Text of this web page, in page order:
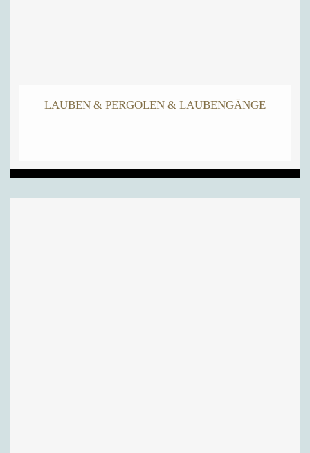
LAUBEN & PERGOLEN & LAUBENGÄNGE